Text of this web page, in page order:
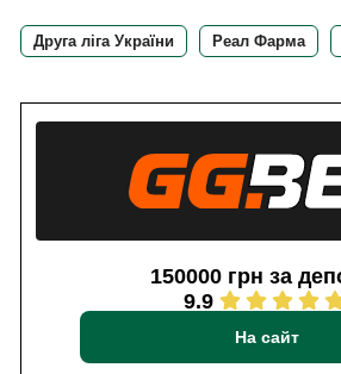
Друга ліга України Реал Фарма
150000 грн за
9.9
На сайт